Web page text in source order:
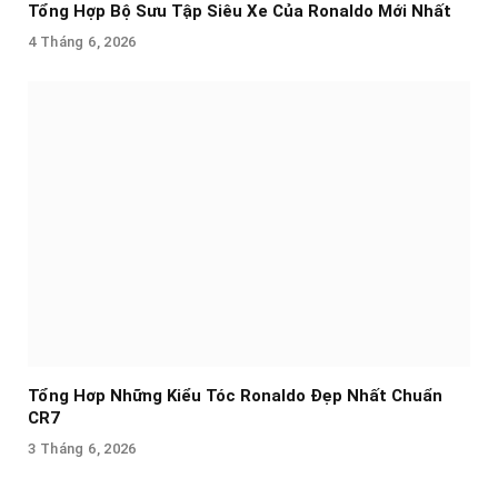
Tổng Hợp Bộ Sưu Tập Siêu Xe Của Ronaldo Mới Nhất
4 Tháng 6, 2026
Tổng Hơp Những Kiểu Tóc Ronaldo Đẹp Nhất Chuẩn
CR7
3 Tháng 6, 2026